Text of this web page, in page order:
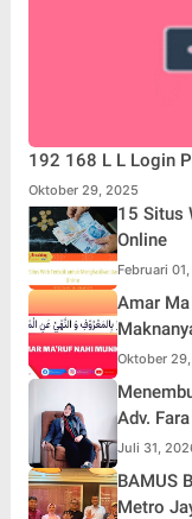
192 168 L L Login
Oktober 29, 2025
15 Situs
Online
Februari
Amar
Oktober
Adv.
Simpati
Juli 31,
BAMUS
Metro